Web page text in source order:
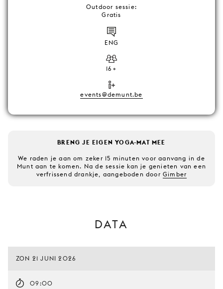
Outdoor sessie:
Gratis
ENG
16+
events@demunt.be
BRENG JE EIGEN YOGA-MAT MEE
We raden je aan om zeker 15 minuten voor aanvang in de
Munt aan te komen. Na de sessie kan je genieten van een
verfrissend drankje, aangeboden doorGimber
DATA
ZON 21 JUNI 2026
09:00